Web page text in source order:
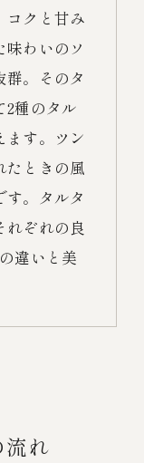
コクと甘み
わいのソ
群。そのタ
2種のタル
ます。ツン
たときの風
す。タルタ
れぞれの良
違いと美
れ